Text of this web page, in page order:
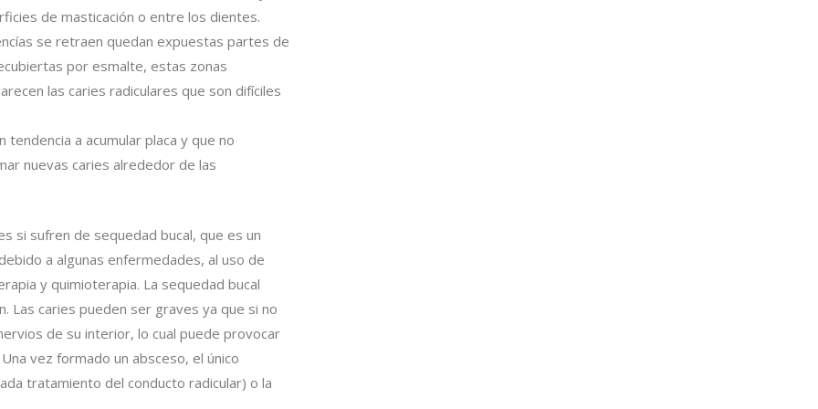
de masticación o entre los dientes.
se retraen quedan expuestas partes de
por esmalte, estas zonas
las caries radiculares que son difíciles
a acumular placa y que no
nuevas caries alrededor de las
si sufren de sequedad bucal, que es un
a algunas enfermedades, al uso de
y quimioterapia. La sequedad bucal
Las caries pueden ser graves ya que si no
de su interior, lo cual puede provocar
vez formado un absceso, el único
tratamiento del conducto radicular) o la